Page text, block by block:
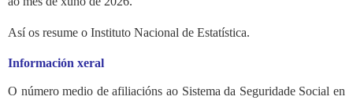
Así os resume o Instituto Nacional de Estatística.
Información xeral
O número medio de afiliacións ao Sistema da Seguridade Social en